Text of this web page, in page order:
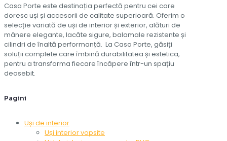
Casa Porte este destinația perfectă pentru cei care
doresc uși și accesorii de calitate superioară. Oferim o
selecție variată de uși de interior și exterior, alături de
mânere elegante, lacăte sigure, balamale rezistente și
cilindri de înaltă performanță. La Casa Porte, găsiți
soluții complete care îmbină durabilitatea și estetica,
pentru a transforma fiecare încăpere într-un spațiu
deosebit.
Pagini
Uși de interior
Uși interior vopsite